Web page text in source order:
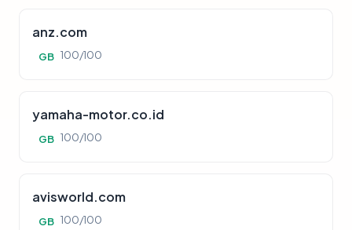
anz.com
GB 100/100
yamaha-motor.co.id
GB 100/100
avisworld.com
GB 100/100